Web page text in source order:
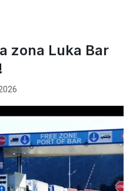
zona Luka Bar